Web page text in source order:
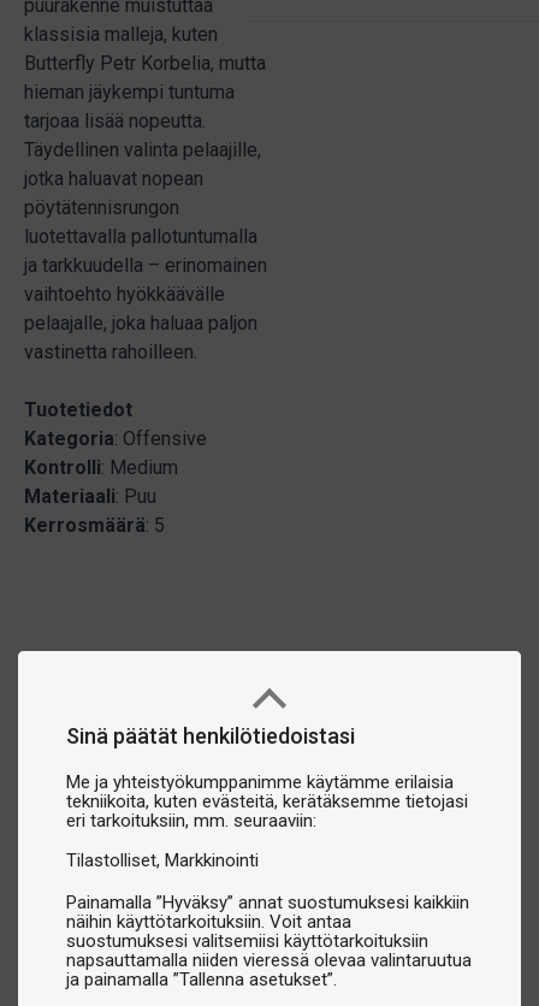
Sinä päätät henkilötiedoistasi
Me ja yhteistyökumppanimme käytämme erilaisia
tekniikoita, kuten evästeitä, kerätäksemme tietojasi
eri tarkoituksiin, mm. seuraaviin:
Tilastolliset Markkinointi
Painamalla ”Hyväksy” annat suostumuksesi kaikkiin
näihin käyttötarkoituksiin. Voit antaa
suostumuksesi valitsemiisi käyttötarkoituksiin
napsauttamalla niiden vieressä olevaa valintaruutua
ja painamalla ”Tallenna asetukset”.
puurakenne muistuttaa
klassisia malleja, kuten
Butterfly Petr Korbelia, mutta
hieman jäykempi tuntuma
tarjoaa lisää nopeutta.
Täydellinen valinta pelaajille,
jotka haluavat nopean
pöytätennisrungon
luotettavalla pallotuntumalla
ja tarkkuudella – erinomainen
vaihtoehto hyökkäävälle
pelaajalle, joka haluaa paljon
vastinetta rahoilleen.
Tuotetiedot
Kategoria: Offensive
Kontrolli: Medium
Materiaali: Puu
Kerrosmäärä: 5